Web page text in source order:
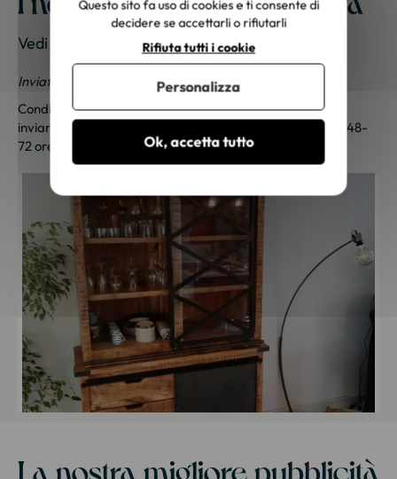
Vedi le foto dei nostri clienti
Inviateci le vostre foto; una piccola sorpresa vi aspetta!
Condividi le tue foto e ricevi una sorpresa!Clicca quiper
inviarci le tue foto. Un piccolo regalo ti sarà inviato entro 48-
72 ore lavorative. Grazie per la tua fedeltà!
La nostra migliore pubblicità
Questo sito fa uso di cookies e ti consente di
decidere se accettarli o rifiutarli
Ok, accetta tutto
Rifiuta tutti i cookie
Personalizza